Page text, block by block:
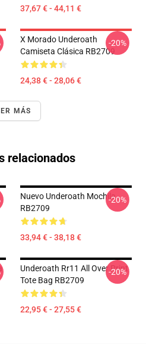
37,67 € - 44,11 €
X Morado Underoath
Camiseta Clásica RB2709
24,38 € - 28,06 €
-20%
MÁS
relacionados
Nuevo Underoath Mochila
RB2709
33,94 € - 38,18 €
-20%
Underoath Rr11 All Over Print
Tote Bag RB2709
22,95 € - 27,55 €
-20%